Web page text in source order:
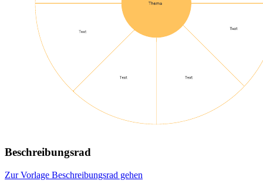
Beschreibungsrad
Zur Vorlage Beschreibungsrad gehen